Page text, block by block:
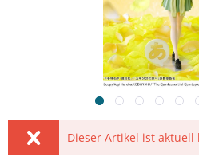
Dieser Artikel ist